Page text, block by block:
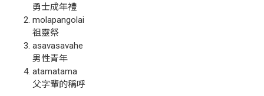
勇士成年禮
molapangolai
祖靈祭
asavasavahe
男性青年
atamatama
父字輩的稱呼